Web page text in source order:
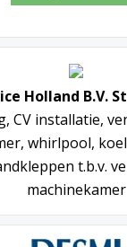
Holland B.V.
CV installatie,
whirlpool,
t.b.v.
machinekamer